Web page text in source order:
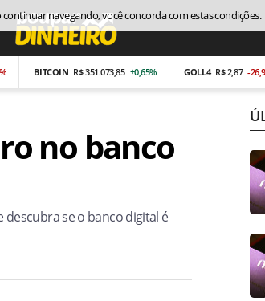
BITCOIN R$ 351.073,85 +0,65% GOLL4 R$ 2,87 -26,97%
no banco
se o banco digital é
continuar navegando, você concorda com estas condições.